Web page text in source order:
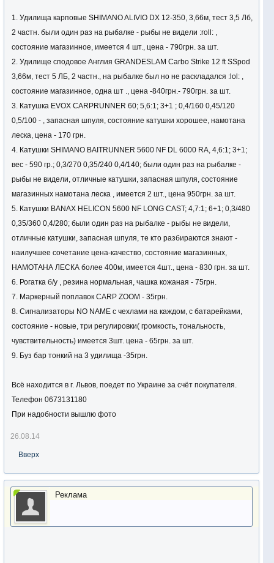
1. Удилища карповые SHIMANO ALIVIO DX 12-350, 3,66м, тест 3,5 Лб,
2 частн. были один раз на рыбалке - рыбы не видели :roll: ,
состояние магазинное, имеется 4 шт., цена - 790грн. за шт.
2. Удилище сподовое Англия GRANDESLAM Carbo Strike 12 ft SSpod
3,66м, тест 5 ЛБ, 2 частн., на рыбалке был но не раскладался :lol: ,
состояние магазинное, одна шт ., цена -840грн.- 790грн. за шт.
3. Катушка EVOX CARPRUNNER 60; 5,6:1; 3+1 ; 0,4/160 0,45/120
0,5/100 - , запасная шпуля, состояние катушки хорошее, намотана
леска, цена - 170 грн.
4. Катушки SHIMANO BAITRUNNER 5600 NF DL 6000 RA, 4,6:1; 3+1;
вес - 590 гр.; 0,3/270 0,35/240 0,4/140; были один раз на рыбалке -
рыбы не видели, отличные катушки, запасная шпуля, состояние
магазинных намотана леска , имеется 2 шт., цена 950грн. за шт.
5. Катушки BANAX HELICON 5600 NF LONG CAST; 4,7:1; 6+1; 0,3/480
0,35/360 0,4/280; были один раз на рыбалке - рыбы не видели,
отличные катушки, запасная шпуля, те кто разбираются знают -
наилучшее сочетание цена-качество, состояние магазинных,
НАМОТАНА ЛЕСКА более 400м, имеется 4шт., цена - 830 грн. за шт.
6. Рогатка б/у , резина нормальная, чашка кожаная - 75грн.
7. Маркерный поплавок CARP ZOOM - 35грн.
8. Сигнализаторы NO NAME с чехлами на каждом, с батарейками,
состояние - новые, три регулировки( громкость, тональность,
чувствительность) имеется 3шт. цена - 65грн. за шт.
9. Буз бар тонкий на 3 удилища -35грн.
Всё находится в г. Львов, поедет по Украине за счёт покупателя.
Телефон 0673131180
При надобности вышлю фото
26.08.14
Вверх
Реклама